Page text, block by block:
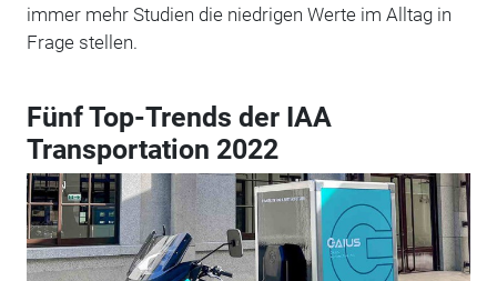
immer mehr Studien die niedrigen Werte im Alltag in
Frage stellen.
Fünf Top-Trends der IAA
Transportation 2022